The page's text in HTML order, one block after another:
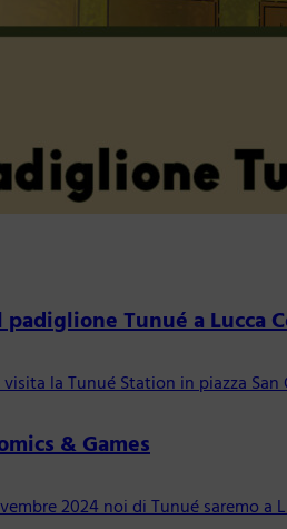
Tunué a Lucca
la Tunué Station in piazza
& Games
2024 noi di Tunué saremo